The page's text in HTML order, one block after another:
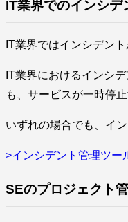
IT業界でのインシデ
IT業界ではインシデン
IT業界におけるインシデ
も、サービスが一時停
いずれの場合でも、イ
>インシデント管理ツー
SEのプロジェクト